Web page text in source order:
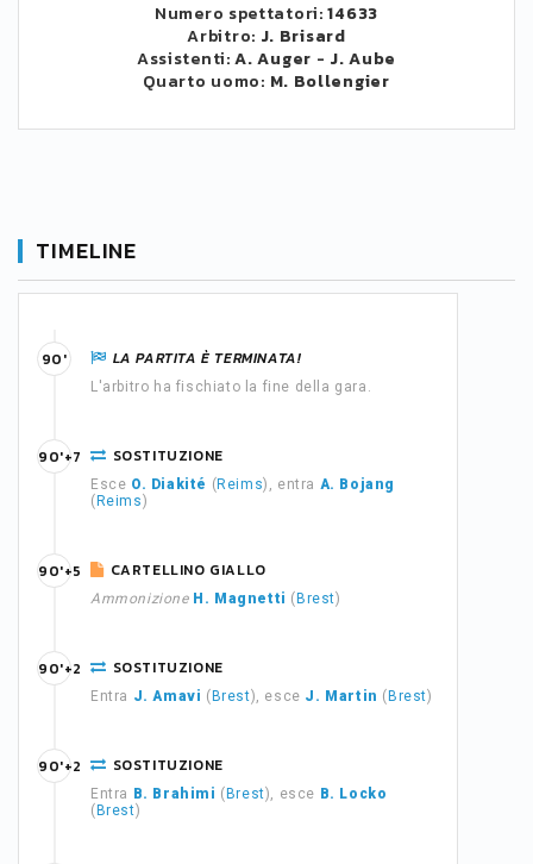
Numero spettatori:14633
Arbitro: J. Brisard
Assistenti:A. Auger - J. Aube
Quarto uomo: M. Bollengier
TIMELINE
LA PARTITA È TERMINATA!
L'arbitro ha fischiato la fine della gara.
90'
SOSTITUZIONE
Esce O. Diakité ( Reims), entra A. Bojang
( Reims)
90'+7
CARTELLINO GIALLO
Ammonizione H. Magnetti ( Brest)
90'+5
SOSTITUZIONE
Entra J. Amavi ( Brest), esce J. Martin ( Brest)
90'+2
SOSTITUZIONE
Entra B. Brahimi ( Brest), esce B. Locko
( Brest)
90'+2